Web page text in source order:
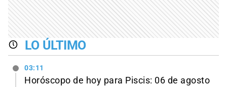
LO ÚLTIMO
03:11
Horóscopo de hoy para Piscis: 06 de agosto